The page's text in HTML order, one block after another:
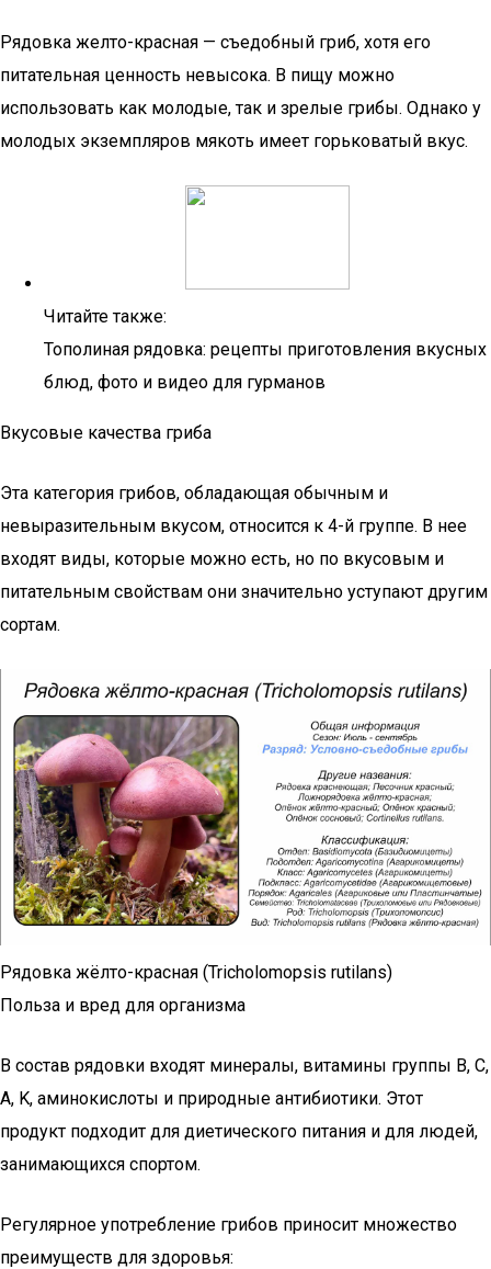
Рядовка желто-красная — съедобный гриб, хотя его
питательная ценность невысока. В пищу можно
использовать как молодые, так и зрелые грибы. Однако у
молодых экземпляров мякоть имеет горьковатый вкус.
Читайте также:
Тополиная рядовка: рецепты приготовления вкусных
блюд, фото и видео для гурманов
Вкусовые качества гриба
Эта категория грибов, обладающая обычным и
невыразительным вкусом, относится к 4-й группе. В нее
входят виды, которые можно есть, но по вкусовым и
питательным свойствам они значительно уступают другим
сортам.
Рядовка жёлто-красная (Tricholomopsis rutilans)
Польза и вред для организма
В состав рядовки входят минералы, витамины группы B, C,
A, K, аминокислоты и природные антибиотики. Этот
продукт подходит для диетического питания и для людей,
занимающихся спортом.
Регулярное употребление грибов приносит множество
преимуществ для здоровья: